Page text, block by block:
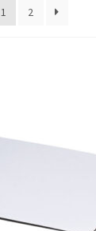
1 2